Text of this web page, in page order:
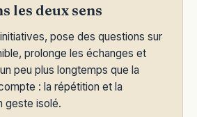
les deux sens
pose des questions sur
prolonge les échanges et
peu plus longtemps que la
: la répétition et la
geste isolé.